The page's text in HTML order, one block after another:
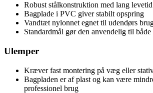
Robust stålkonstruktion med lang levetid
Bagplade i PVC giver stabilt opspring
Vandtæt nylonnet egnet til udendørs
Standardmål gør den anvendelig til
Ulemper
Kræver fast montering på væg eller
Bagpladen er af plast og kan være
professionel brug